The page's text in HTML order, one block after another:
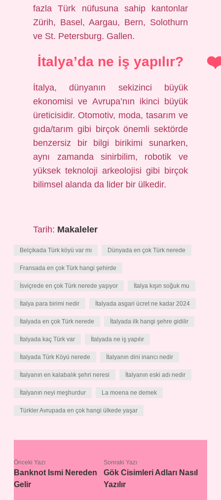
fazla Türk nüfusuna sahip kantonlar
Zürih, Basel, Aargau, Bern, Solothurn
ve St. Petersburg. Gallen.
İtalya’da ne iş yapılır?
İtalya, dünyanın sekizinci büyük
ekonomisi ve Avrupa’nın ikinci büyük
üreticisidir. Otomotiv, moda, tasarım ve
gıda/tarım gibi birçok önemli sektörde
benzersiz bir bilgi birikimi sunarken,
aynı zamanda sinirbilim, robotik ve
yüksek teknoloji arkeolojisi gibi birçok
bilimsel alanda da lider bir ülkedir.
Tarih: Makaleler
Belçikada Türk köyü var mı Dünyada en çok Türk nerede
Fransada en çok Türk hangi şehirde
İsviçrede en çok Türk nerede yaşıyor İtalya kışın soğuk mu
İtalya para birimi nedir İtalyada asgari ücret ne kadar 2024
İtalyada en çok Türk nerede İtalyada ilk hangi şehre gidilir
İtalyada kaç Türk var İtalyada ne iş yapılır
İtalyada Türk Köyü nerede İtalyanın dini inancı nedir
İtalyanın en kalabalık şehri neresi İtalyanın eski adı nedir
İtalyanın neyi meşhurdur La moena ne demek
Türkler Avrupada en çok hangi ülkede yaşar
Önceki Yazı
Banknot Ismi Nereden
Gelir
Sonraki Yazı
Gök Cisimleri Adları Nasıl
Yazılır